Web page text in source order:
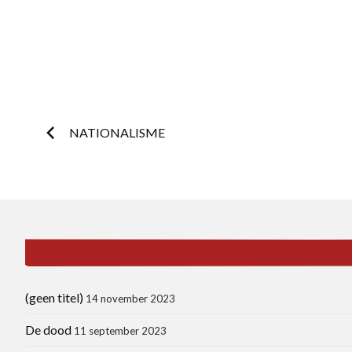
Postnavigatie
NATIONALISME
(geen titel) 14 november 2023
De dood 11 september 2023